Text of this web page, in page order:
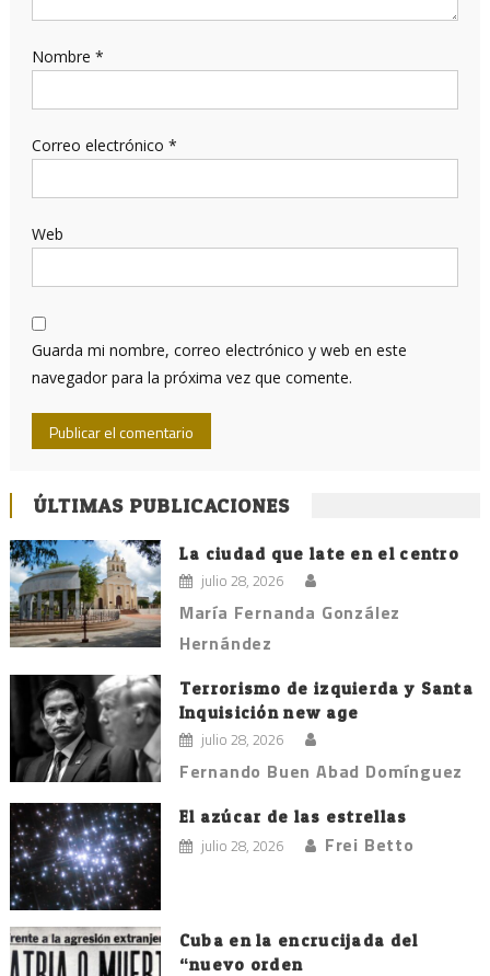
Nombre *
Correo electrónico *
Web
Guarda mi nombre, correo electrónico y web en este
navegador para la próxima vez que comente.
ÚLTIMAS PUBLICACIONES
La ciudad que late en el centro
julio 28, 2026
María Fernanda González
Hernández
Terrorismo de izquierda y Santa
Inquisición new age
julio 28, 2026
Fernando Buen Abad Domínguez
El azúcar de las estrellas
julio 28, 2026 Frei Betto
Cuba en la encrucijada del
“nuevo orden